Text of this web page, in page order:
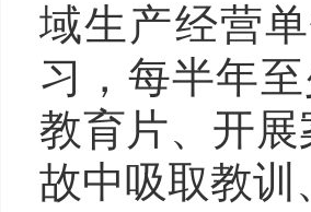
域生产经营
习，每半年
教育片、开
故中吸取教训